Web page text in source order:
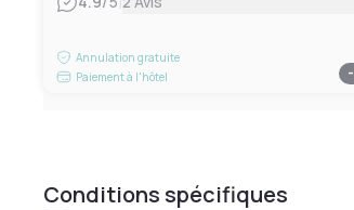
Annulation gratuite
Paiement à l'hôtel
-
Conditions spécifiques